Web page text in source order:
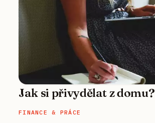
Jak si přivydělat z domu?
FINANCE & PRÁCE